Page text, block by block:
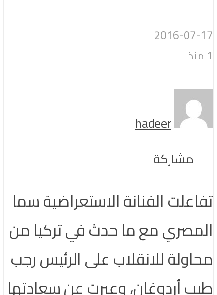
2016-07-17
1 منذ
hadeer
مشاركة
تفاعلت الفنانة الاستعراضية سما
المصري مع ما حدث في تركيا من
محاولة للانقلاب على الرئيس رجب
طيب أردوغان، وعبرت عن سعادتها